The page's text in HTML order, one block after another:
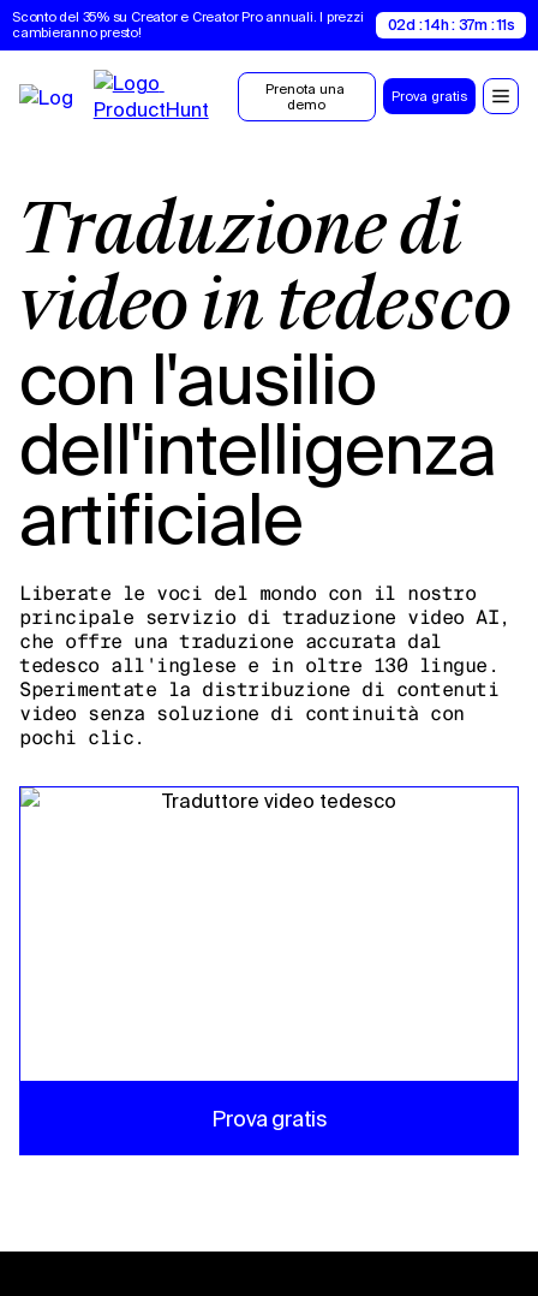
Sconto del 35% su Creator e Creator Pro annuali. I prezzi
cambieranno presto!
02d : 14h : 37m : 11s
Prenota una
demo
Prova gratis
Traduzione di
video in tedesco
con l'ausilio
dell'intelligenza
artificiale
Liberate le voci del mondo con il nostro
principale servizio di traduzione video AI,
che offre una traduzione accurata dal
tedesco all'inglese e in oltre 130 lingue.
Sperimentate la distribuzione di contenuti
video senza soluzione di continuità con
pochi clic.
Prova gratis